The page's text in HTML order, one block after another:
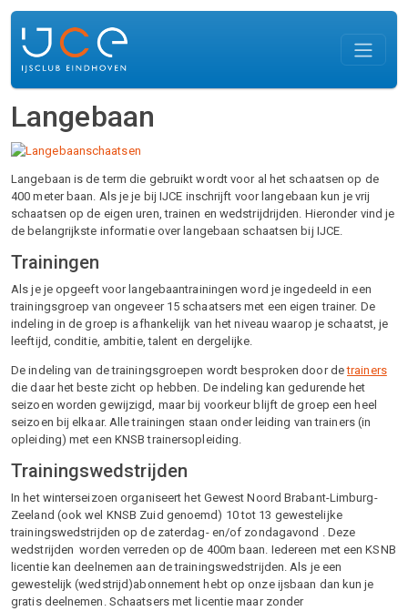
Overslaan en naar de inhoud gaan
Langebaan
Langebaan is de term die gebruikt wordt voor al het schaatsen op de
400 meter baan. Als je je bij IJCE inschrijft voor langebaan kun je vrij
schaatsen op de eigen uren, trainen en wedstrijdrijden. Hieronder vind je
de belangrijkste informatie over langebaan schaatsen bij IJCE.
Trainingen
Als je je opgeeft voor langebaantrainingen word je ingedeeld in een
trainingsgroep van ongeveer 15 schaatsers met een eigen trainer. De
indeling in de groep is afhankelijk van het niveau waarop je schaatst, je
leeftijd, conditie, ambitie, talent en dergelijke.
De indeling van de trainingsgroepen wordt besproken door detrainers
die daar het beste zicht op hebben. De indeling kan gedurende het
seizoen worden gewijzigd, maar bij voorkeur blijft de groep een heel
seizoen bij elkaar. Alle trainingen staan onder leiding van trainers (in
opleiding) met een KNSB trainersopleiding.
Trainingswedstrijden
In het winterseizoen organiseert het Gewest Noord Brabant-Limburg-
Zeeland (ook wel KNSB Zuid genoemd) 10 tot 13 gewestelijke
trainingswedstrijden op de zaterdag- en/of zondagavond . Deze
wedstrijden worden verreden op de 400m baan. Iedereen met een KSNB
licentie kan deelnemen aan de trainingswedstrijden. Als je een
gewestelijk (wedstrijd)abonnement hebt op onze ijsbaan dan kun je
gratis deelnemen. Schaatsers met licentie maar zonder